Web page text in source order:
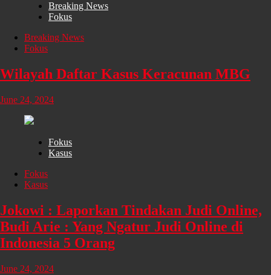
Breaking News
Fokus
Breaking News
Fokus
Wilayah Daftar Kasus Keracunan MBG
June 24, 2024
Fokus
Kasus
Fokus
Kasus
Jokowi : Laporkan Tindakan Judi Online,
Budi Arie : Yang Ngatur Judi Online di
Indonesia 5 Orang
June 24, 2024